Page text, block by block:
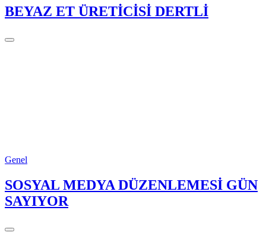
BEYAZ ET ÜRETİCİSİ DERTLİ
Genel
SOSYAL MEDYA DÜZENLEMESİ GÜN
SAYIYOR